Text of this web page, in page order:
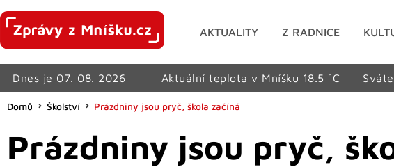
AKTUALITY Z RADNICE
Dnes je 07. 08. 2026 Aktuální teplota v Mníšku 18.5 °C
Domů Školství Prázdniny jsou pryč, škola začíná
Prázdniny jsou pryč,